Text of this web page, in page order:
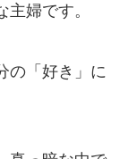
婦です。
の「好き」に